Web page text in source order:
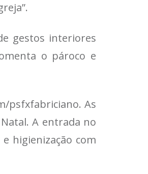
gestos interiores
o pároco e
psfxfabriciano. As
A entrada no
higienização com